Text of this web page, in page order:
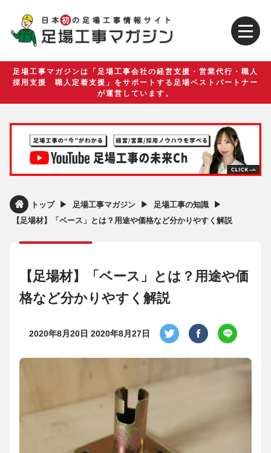
足場工事マガジンは「足場工事会社の経営支援・営業代行・職人
採用支援 職人定着支援」をサポートする足場ベストパートナー
が運営しています。
トップ ▶︎ 足場工事マガジン ▶︎ 足場工事の知識 ▶︎
【足場材】「ベース」とは？用途や価格など分かりやすく解説
【足場材】「ベース」とは？用途や価
格など分かりやすく解説
2020年8月20日 2020年8月27日